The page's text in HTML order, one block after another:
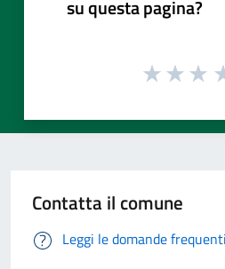
su questa pagina?
Contatta il comune
Leggi le domande frequenti